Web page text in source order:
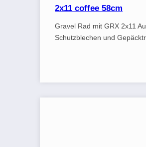
2x11 coffee 58cm
Gravel Rad mit GRX 2x11
Schutzblechen und